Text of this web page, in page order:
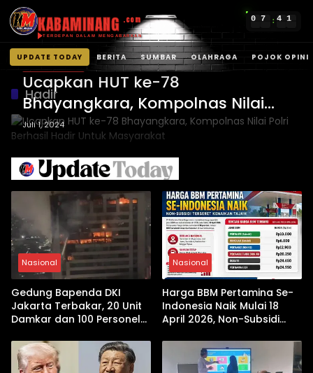
KABAMINANG .com
TERDEPAN DALAM MENGABARKAN
0 7 : 4 1
UPDATE TODAY BERITA SUMBAR OLAHRAGA POJOK OPINI
Langsung
konten
Hadir
UPDATE TODAY
Ucapkan HUT ke-78
Bhayangkara, Kompolnas Nilai
Polri Berhasil Hadir Untuk
Masyarakat
Juli 1, 2024
Nasional
Gedung Bapenda DKI
Jakarta Terbakar, 20 Unit
Damkar dan 100 Personel
Nasional
Harga BBM Pertamina Se-
Indonesia Naik Mulai 18
April 2026, Non-Subsidi